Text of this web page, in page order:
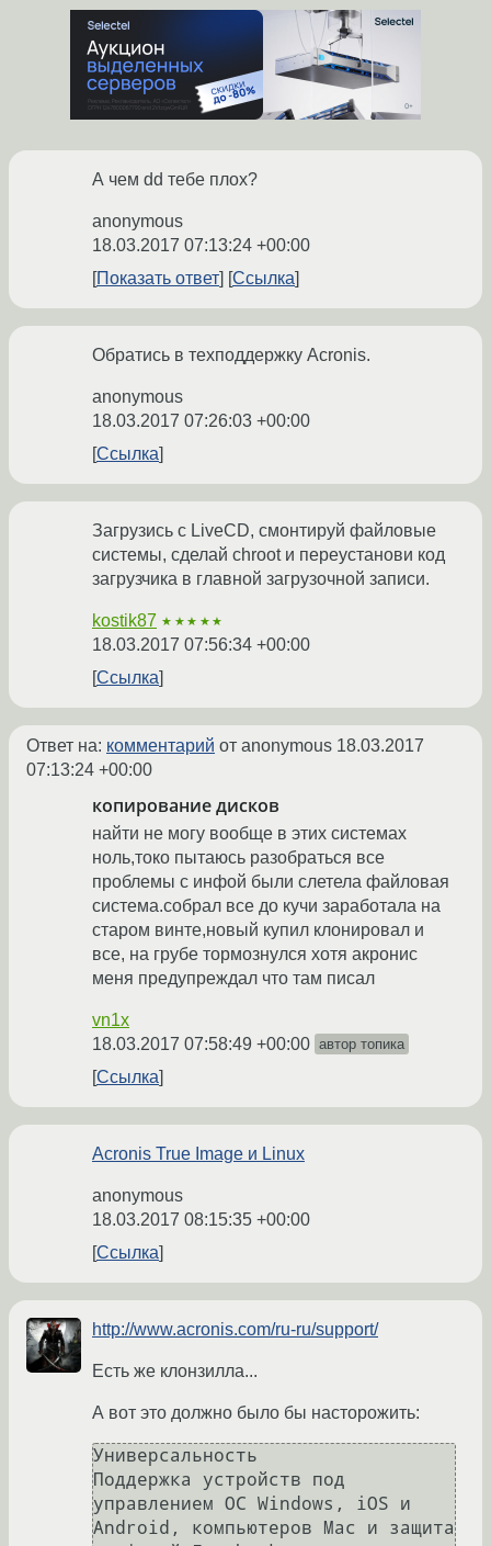
А чем dd тебе плох?
anonymous
18.03.2017 07:13:24 +00:00
Показать ответ
Ссылка
Обратись в техподдержку Acronis.
anonymous
18.03.2017 07:26:03 +00:00
Ссылка
Загрузись с LiveCD, смонтируй файловые
системы, сделай chroot и переустанови код
загрузчика в главной загрузочной записи.
kostik87 ★★★★★
18.03.2017 07:56:34 +00:00
Ссылка
Ответ на: комментарий от anonymous 18.03.2017
07:13:24 +00:00
копирование дисков
найти не могу вообще в этих системах
ноль,токо пытаюсь разобраться все
проблемы с инфой были слетела файловая
система.собрал все до кучи заработала на
старом винте,новый купил клонировал и
все, на грубе тормознулся хотя акронис
меня предупреждал что там писал
vn1x
18.03.2017 07:58:49 +00:00 автор топика
Ссылка
Acronis True Image и Linux
anonymous
18.03.2017 08:15:35 +00:00
Ссылка
http://www.acronis.com/ru-ru/support/
Есть же клонзилла...
А вот это должно было бы насторожить:
Универсальность
Поддержка устройств под
управлением ОС Windows, iOS и
Android, компьютеров Mac и защита